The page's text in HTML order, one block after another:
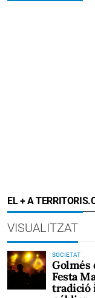
EL + A
VISUALITZAT
SOCIETAT
Golmés
Festa
tradició